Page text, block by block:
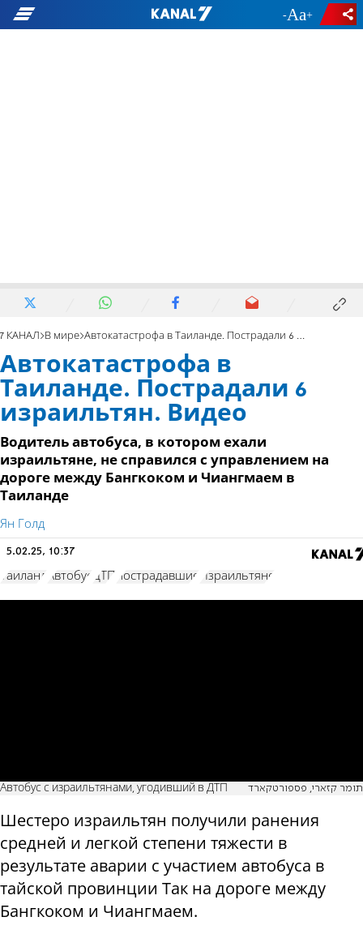
- +
7 КАНАЛ В мире Автокатастрофа в Таиланде. Пострадали 6 израильтян. Видео
Автокатастрофа в
Таиланде. Пострадали 6
израильтян. Видео
Водитель автобуса, в котором ехали
израильтяне, не справился с управлением на
дороге между Бангкоком и Чиангмаем в
Таиланде
Ян Голд
5.02.25, 10:37
Таиланд Автобус ДТП пострадавшие Израильтяне
Автобус с израильтянами, угодивший в ДТП תומר קזארי, פספורטקארד
Шестеро израильтян получили ранения
средней и легкой степени тяжести в
результате аварии с участием автобуса в
тайской провинции Так на дороге между
Бангкоком и Чиангмаем.